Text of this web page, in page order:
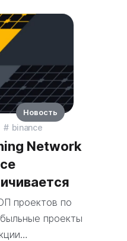
binance
Network
проектов по
проекты
Новость